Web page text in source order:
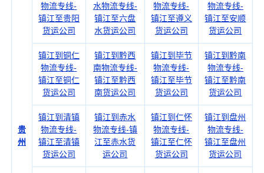
贵
州
物流专线-
镇江至贵阳
货运公司
水物流专线-
镇江至六盘
水货运公司
物流专线-
镇江至遵义
货运公司
物流专线-
镇江至安顺
货运公司
镇江到铜仁
物流专线-
镇江至铜仁
货运公司
镇江到黔西
南物流专线-
镇江至黔西
南货运公司
镇江到毕节
物流专线-
镇江至毕节
货运公司
镇江到黔南
物流专线-
镇江至黔南
货运公司
镇江到清镇
物流专线-
镇江至清镇
货运公司
镇江到赤水
物流专线-镇
江至赤水货
运公司
镇江到仁怀
物流专线-
镇江至仁怀
货运公司
镇江到盘州
物流专线-
镇江至盘州
货运公司